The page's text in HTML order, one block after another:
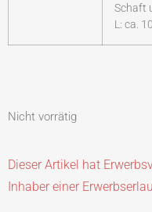
Schaft
L: ca.
Nicht vorrätig
Dieser Artikel hat
Inhaber einer